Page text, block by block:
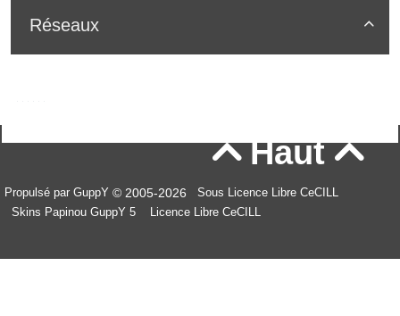

Réseaux
Haut
Propulsé par GuppY © 2005-2026
Sous Licence Libre CeCILL
Skins Papinou GuppY 5
Licence Libre CeCILL